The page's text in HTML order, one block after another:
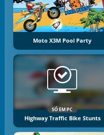
Moto X3M Pool Party
SÓ EM PC
Highway Traffic Bike Stunts